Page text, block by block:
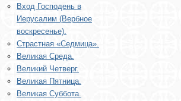
Вход Господень в
Иерусалим (Вербное
воскресенье).
Страстная «Седмица».
Великая Среда.
Великий Четверг.
Великая Пятница.
Великая Суббота.